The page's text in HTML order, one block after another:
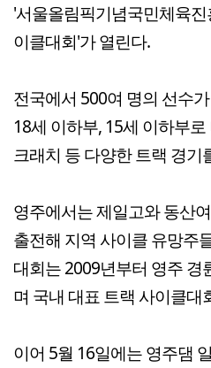
'서울올림픽기념국민체육
이클대회'가 열린다.
전국에서 500여 명의 선수
18세 이하부, 15세 이하부
크래치 등 다양한 트랙 경기
영주에서는 제일고와 동산
출전해 지역 사이클 유망주
대회는 2009년부터 영주 경
며 국내 대표 트랙 사이클대
이어 5월 16일에는 영주댐